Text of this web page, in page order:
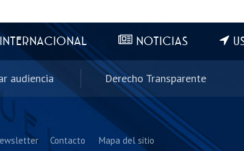
INTERNACIONAL NOTICIAS
audiencia Derecho Transparente
Contacto Mapa del sitio